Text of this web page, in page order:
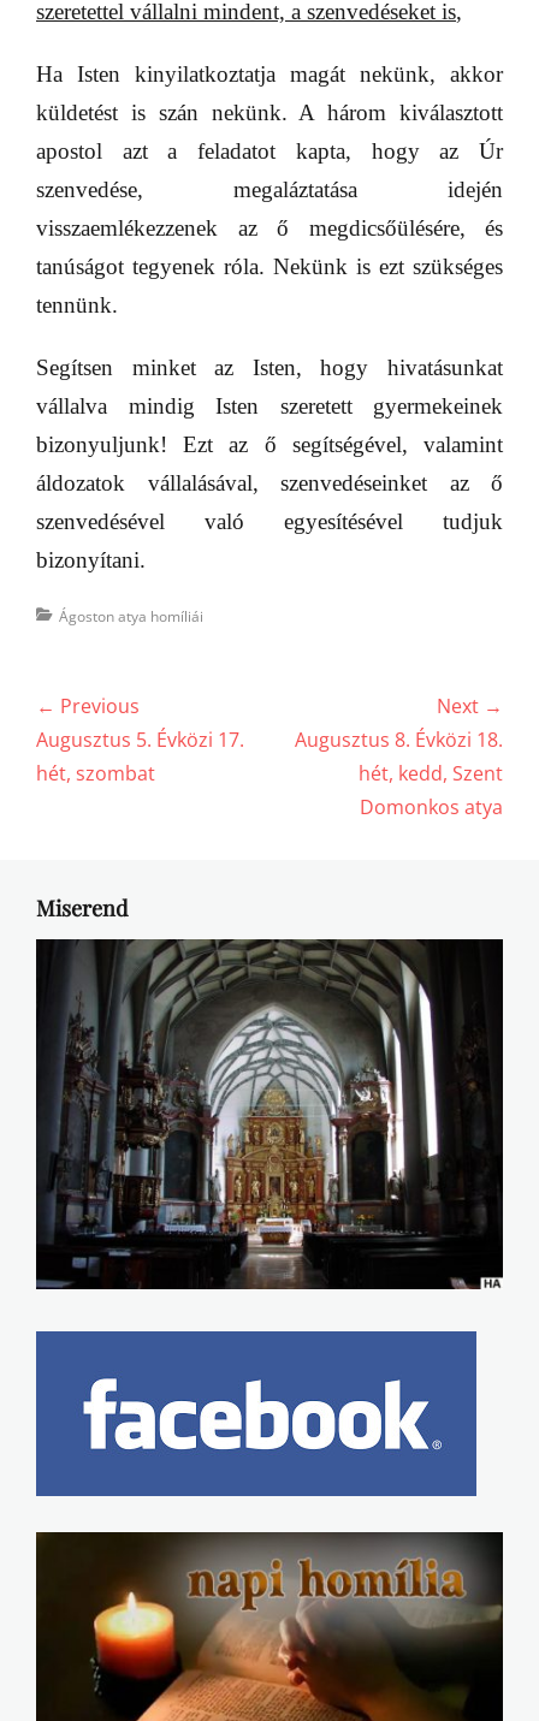
szeretettel vállalni mindent, a szenvedéseket is,
Ha Isten kinyilatkoztatja magát nekünk, akkor
küldetést is szán nekünk. A három kiválasztott
apostol azt a feladatot kapta, hogy az Úr
szenvedése, megaláztatása idején
visszaemlékezzenek az ő megdicsőülésére, és
tanúságot tegyenek róla. Nekünk is ezt szükséges
tennünk.
Segítsen minket az Isten, hogy hivatásunkat
vállalva mindig Isten szeretett gyermekeinek
bizonyuljunk! Ezt az ő segítségével, valamint
áldozatok vállalásával, szenvedéseinket az ő
szenvedésével való egyesítésével tudjuk
bizonyítani.
Categories
Ágoston atya homíliái
Bejegyzés
navigáció
← Previous
Previous
post:
Augusztus 5. Évközi 17.
hét, szombat
Next →
NextAugusztus 8. Évközi 18.
hét, kedd, Szent
Domonkos atya
Miserend